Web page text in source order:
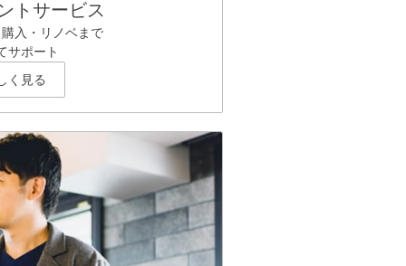
トサービス
入・リノベまで
サポート
く見る